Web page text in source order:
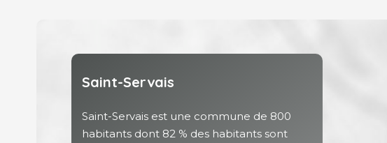
Saint-Servais
Saint-Servais est une commune de 800
habitants dont 82 % des habitants sont